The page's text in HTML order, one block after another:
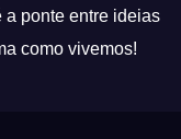
ponte entre ideias
como vivemos!